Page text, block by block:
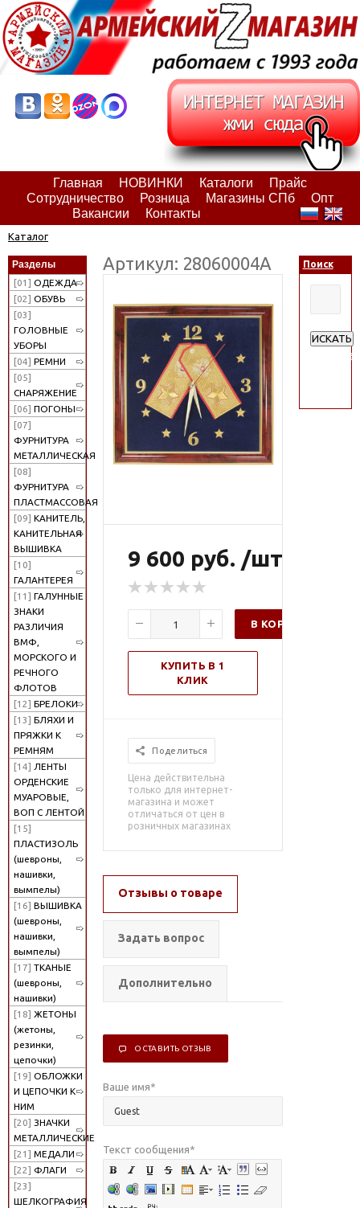
Главная НОВИНКИ Каталоги
Прайс
Сотрудничество
Розница Магазины СПб
Опт
Вакансии
Контакты
Каталог
Разделы
[01] ОДЕЖДА
[02] ОБУВЬ
[03]
ГОЛОВНЫЕ
УБОРЫ
[04] РЕМНИ
[05]
СНАРЯЖЕНИЕ
[06] ПОГОНЫ
[07]
ФУРНИТУРА
МЕТАЛЛИЧЕСКАЯ
[08]
ФУРНИТУРА
ПЛАСТМАССОВАЯ
[09] КАНИТЕЛЬ,
КАНИТЕЛЬНАЯ
ВЫШИВКА
[10]
ГАЛАНТЕРЕЯ
[11] ГАЛУННЫЕ
ЗНАКИ
РАЗЛИЧИЯ
ВМФ,
МОРСКОГО И
РЕЧНОГО
ФЛОТОВ
[12] БРЕЛОКИ
[13] БЛЯХИ И
ПРЯЖКИ К
РЕМНЯМ
[14] ЛЕНТЫ
ОРДЕНСКИЕ
МУАРОВЫЕ,
ВОП С ЛЕНТОЙ
[15]
ПЛАСТИЗОЛЬ
(шевроны,
нашивки,
вымпелы)
[16] ВЫШИВКА
(шевроны,
нашивки,
вымпелы)
[17] ТКАНЫЕ
(шевроны,
нашивки)
[18] ЖЕТОНЫ
(жетоны,
резинки,
цепочки)
[19] ОБЛОЖКИ
И ЦЕПОЧКИ К
НИМ
[20] ЗНАЧКИ
МЕТАЛЛИЧЕСКИЕ
[21] МЕДАЛИ
[22] ФЛАГИ
[23]
ШЕЛКОГРАФИЯ
Артикул: 28060004А
9 600 руб. /шт
В КОРЗИНУ
КУПИТЬ В 1
КЛИК
Поделиться
Цена действительна
только для интернет-
магазина и может
отличаться от цен в
розничных магазинах
Отзывы о товаре
Задать вопрос
Дополнительно
ОСТАВИТЬ ОТЗЫВ
Ваше имя*
Текст сообщения*
Поиск
ИСКАТЬ